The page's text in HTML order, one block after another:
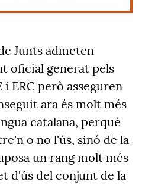
Junts admeten
oficial generat pels
ERC però asseguren
ara és molt més
catalana, perquè
o no l'ús, sinó de la
un rang molt més
d'ús del conjunt de la